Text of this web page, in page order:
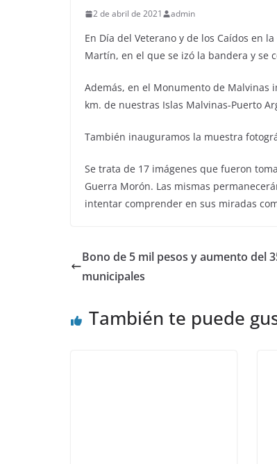
2 de abril de 2021 admin
En Día del Veterano y de los Caídos en
Martín, en el que se izó la bandera y se
Además, en el Monumento de Malvinas
km. de nuestras Islas Malvinas-Puerto
También inauguramos la muestra
Se trata de 17 imágenes que fueron
Guerra Morón. Las mismas
intentar comprender en sus miradas
Bono de 5 mil pesos y aumento del
municipales
También te puede